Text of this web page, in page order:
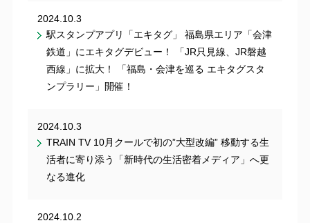
2024.10.3
駅スタンプアプリ「エキタグ」 福島県エリア「会津
鉄道」にエキタグデビュー！ 「JR只見線、JR磐越
西線」に拡大！ 「福島・会津を巡る エキタグスタ
ンプラリー」開催！
2024.10.3
TRAIN TV 10月クールで初の”大型改編” 移動する生
活者に寄り添う「新時代の生活密着メディア」へ更
なる進化
2024.10.2